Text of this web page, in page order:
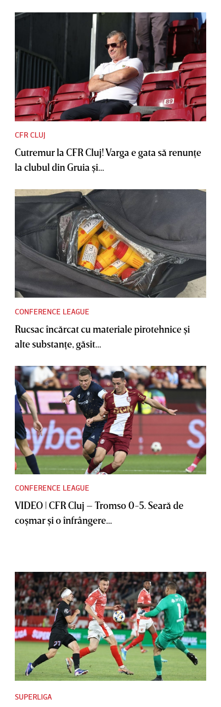
CFR CLUJ
Cutremur la CFR Cluj! Varga e gata să renunţe
la clubul din Gruia şi...
CONFERENCE LEAGUE
Rucsac încărcat cu materiale pirotehnice şi
alte substanţe, găsit...
CONFERENCE LEAGUE
VIDEO | CFR Cluj – Tromso 0-5. Seară de
coşmar şi o înfrângere...
SUPERLIGA